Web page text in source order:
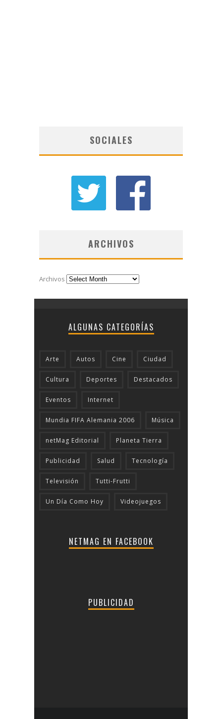
SOCIALES
ARCHIVOS
Archivos
ALGUNAS CATEGORÍAS
Arte Autos Cine Ciudad
Cultura Deportes Destacados
Eventos Internet
Mundia FIFA Alemania 2006 Música
netMag Editorial Planeta Tierra
Publicidad Salud Tecnologí­a
Televisión Tutti-Frutti
Un Día Como Hoy Videojuegos
NETMAG EN FACEBOOK
PUBLICIDAD